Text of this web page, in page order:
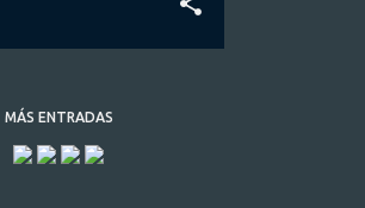
MÁS ENTRADAS